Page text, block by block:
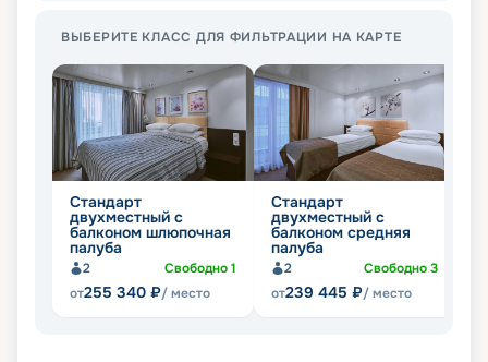
ВЫБЕРИТЕ КЛАСС ДЛЯ ФИЛЬТРАЦИИ НА КАРТЕ
Стандарт
двухместный с
балконом шлюпочная
палуба
2 Свободно1
от255 340 ₽/ место
Стандарт
двухместный с
балконом средняя
палуба
2 Свободно3
от239 445 ₽/ место